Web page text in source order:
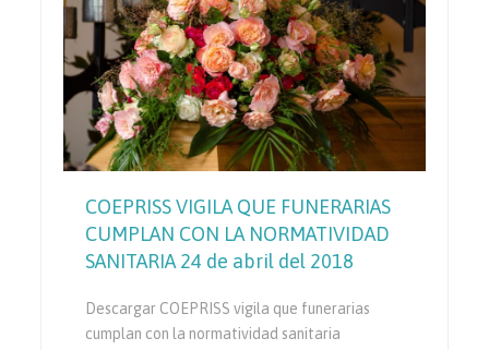
COEPRISS VIGILA QUE FUNERARIAS
CUMPLAN CON LA NORMATIVIDAD
SANITARIA 24 de abril del 2018
Descargar COEPRISS vigila que funerarias
cumplan con la normatividad sanitaria